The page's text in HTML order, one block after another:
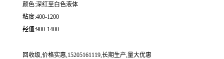
颜色:深红至白色液体
粘度:400-1200
羟值:900-1400
回收级,价格实惠,15205161119,长期生产,量大优惠